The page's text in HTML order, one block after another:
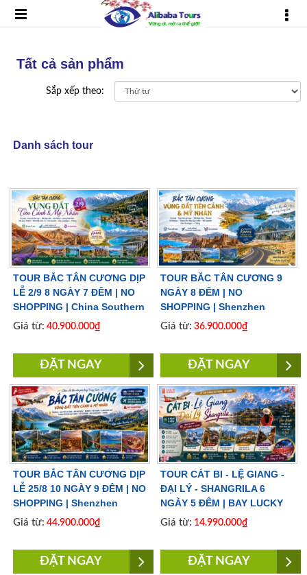
Tất cả sản phẩm
Sắp xếp theo:
Danh sách tour
TOUR BẮC TÂN CƯƠNG DỊP
LỄ 2/9 8 NGÀY 7 ĐÊM | NO
SHOPPING | China Southern
Airlines
Giá từ: 40.900.000₫
ĐẶT NGAY
TOUR BẮC TÂN CƯƠNG 9
NGÀY 8 ĐÊM | NO
SHOPPING | Shenzhen
Airlines
Giá từ: 36.900.000₫
ĐẶT NGAY
TOUR BẮC TÂN CƯƠNG DỊP
LỄ 25/8 10 NGÀY 9 ĐÊM | NO
SHOPPING | Shenzhen
Airlines
Giá từ: 44.900.000₫
ĐẶT NGAY
TOUR CÁT BI - LỆ GIANG -
ĐẠI LÝ - SHANGRILA 6
NGÀY 5 ĐÊM | BAY LUCKY
AIRLINES
Giá từ: 14.990.000₫
ĐẶT NGAY